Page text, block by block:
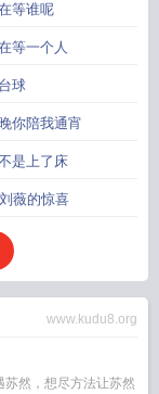
等谁呢
等一个人
球
你陪我通宵
是上了床
薇的惊喜
www.kudu8.org
然，想尽方法让苏然